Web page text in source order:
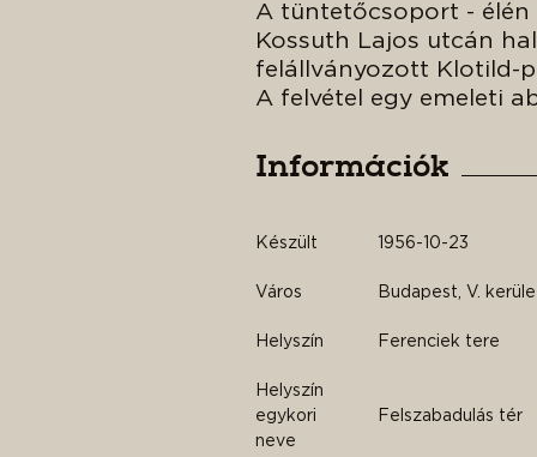
A tüntetőcsoport - élén
Kossuth Lajos utcán
felállványozott Klotild-
A felvétel egy emeleti
Információk
Készült 1956-10-23
Város Budapest, V.
Helyszín Ferenciek tere
Helyszín
egykori
neve
Felszabadulás tér